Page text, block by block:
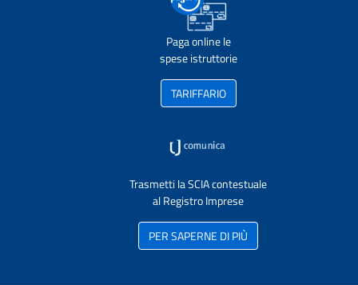
Paga online le
spese istruttorie
TARIFFARIO
Trasmetti la SCIA contestuale
al Registro Imprese
PER SAPERNE DI PIÙ